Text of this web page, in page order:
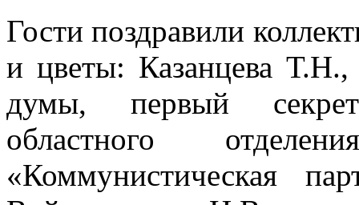
Гости поздравили
и цветы: Казанцева Т.Н.,
думы, первый
областного
«Коммунистическая